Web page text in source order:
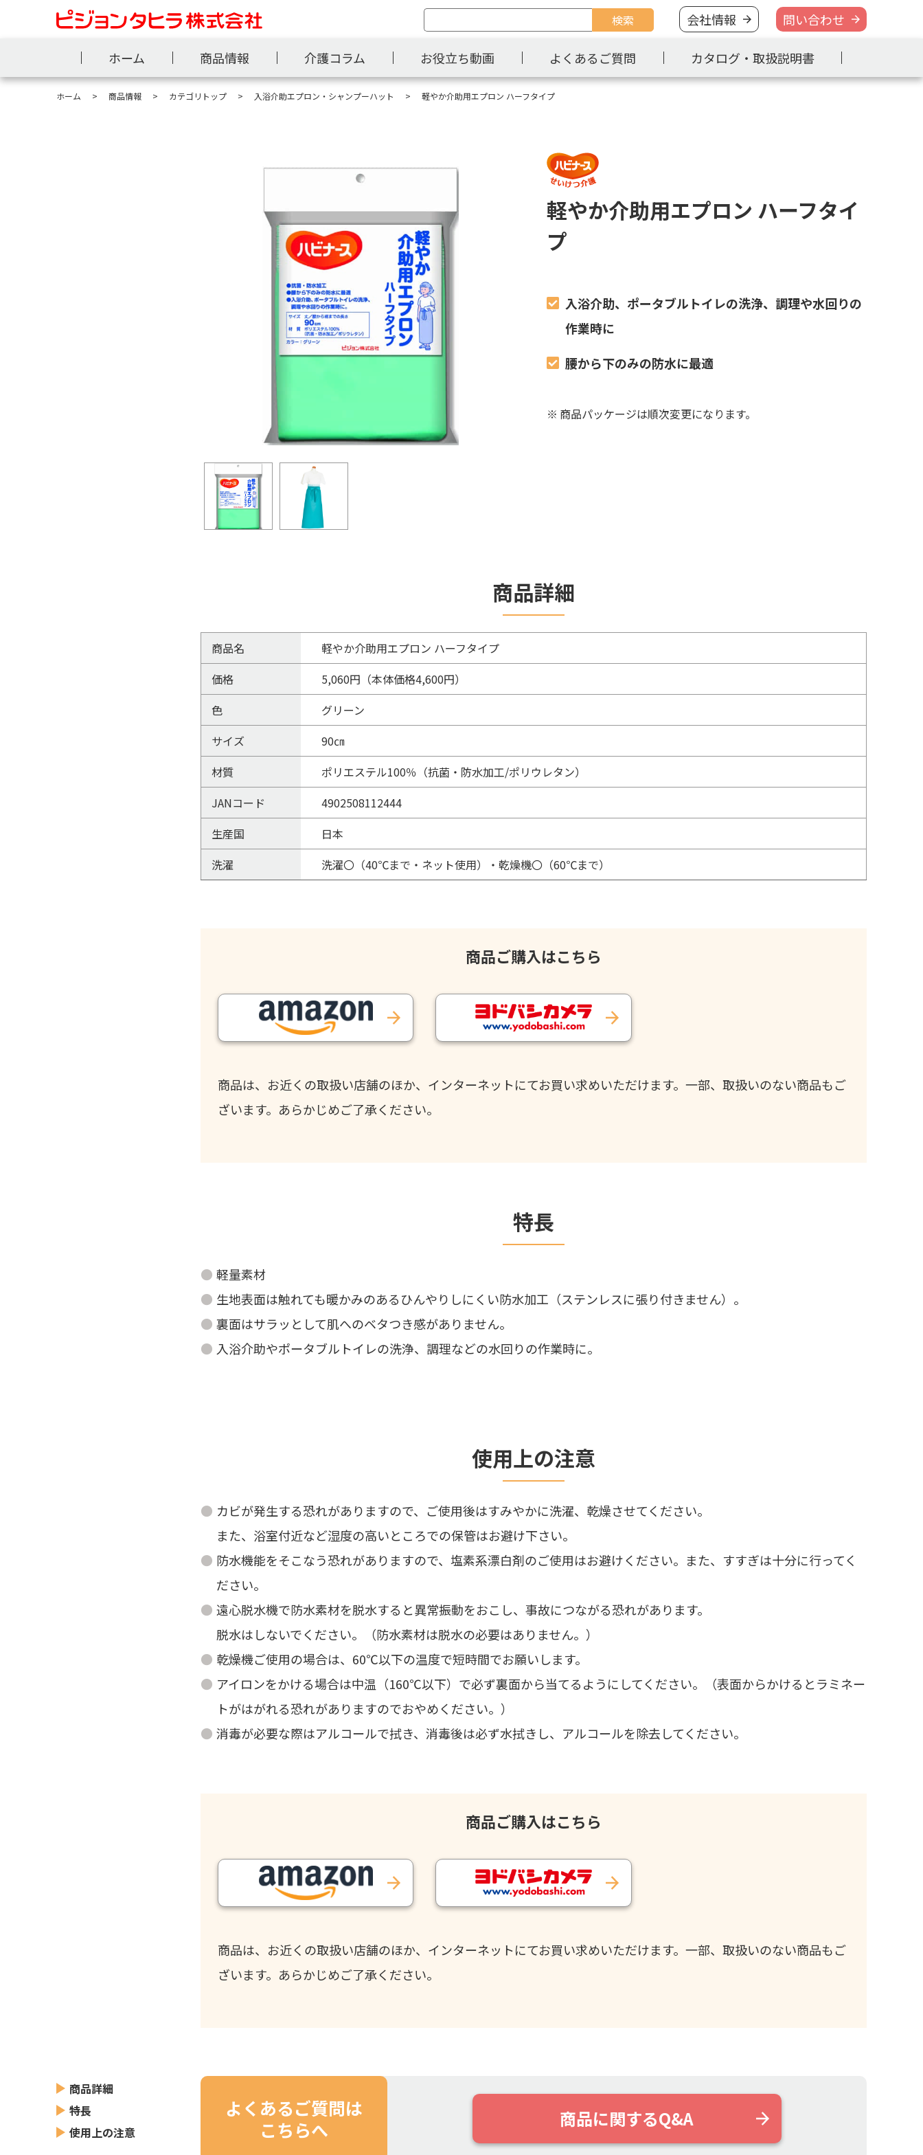
検索 会社情報 問い合わせ
ホーム 商品情報 介護コラム お役立ち動画 よくあるご質問 カタログ・取扱説明書
ホーム 商品情報 カテゴリトップ 入浴介助エプロン・シャンプーハット 軽やか介助用エプロン ハーフタイプ
商品詳細
特長
使用上の注意
軽やか介助用エプロン ハーフタイ
プ
入浴介助、ポータブルトイレの洗浄、調理や水回りの
作業時に
腰から下のみの防水に最適
※ 商品パッケージは順次変更になります。
商品詳細
商品名
軽やか介助用エプロン ハーフタイプ
価格
5,060円（本体価格4,600円）
色
グリーン
サイズ
90㎝
材質
ポリエステル100％（抗菌・防水加工/ポリウレタン）
JANコード
4902508112444
生産国
日本
洗濯
洗濯〇（40℃まで・ネット使用）・乾燥機〇（60℃まで）
商品ご購入はこちら
商品は、お近くの取扱い店舗のほか、インターネットにてお買い求めいただけます。一部、取扱いのない商品もご
ざいます。あらかじめご了承ください。
特長
軽量素材
生地表面は触れても暖かみのあるひんやりしにくい防水加工（ステンレスに張り付きません）。
裏面はサラッとして肌へのベタつき感がありません。
入浴介助やポータブルトイレの洗浄、調理などの水回りの作業時に。
使用上の注意
カビが発生する恐れがありますので、ご使用後はすみやかに洗濯、乾燥させてください。
また、浴室付近など湿度の高いところでの保管はお避け下さい。
防水機能をそこなう恐れがありますので、塩素系漂白剤のご使用はお避けください。また、すすぎは十分に行ってく
ださい。
遠心脱水機で防水素材を脱水すると異常振動をおこし、事故につながる恐れがあります。
脱水はしないでください。（防水素材は脱水の必要はありません。）
乾燥機ご使用の場合は、60℃以下の温度で短時間でお願いします。
アイロンをかける場合は中温（160℃以下）で必ず裏面から当てるようにしてください。（表面からかけるとラミネー
トがはがれる恐れがありますのでおやめください。）
消毒が必要な際はアルコールで拭き、消毒後は必ず水拭きし、アルコールを除去してください。
商品ご購入はこちら
商品は、お近くの取扱い店舗のほか、インターネットにてお買い求めいただけます。一部、取扱いのない商品もご
ざいます。あらかじめご了承ください。
よくあるご質問は
こちらへ
商品に関するQ&A